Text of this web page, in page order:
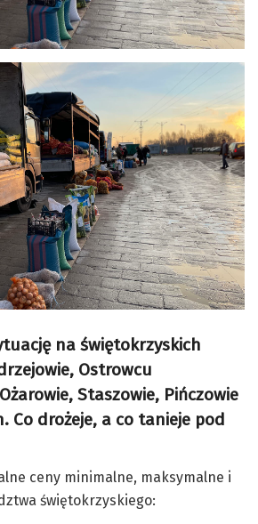
na świętokrzyskich
Ostrowcu
Staszowie, Pińczowie
Co drożeje, a co tanieje pod
ceny minimalne, maksymalne i
świętokrzyskiego: